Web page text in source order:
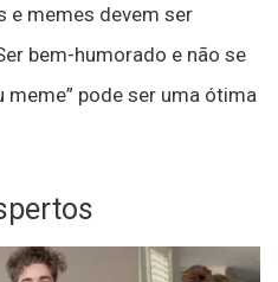
e memes devem ser
bem-humorado e não se
meme” pode ser uma ótima